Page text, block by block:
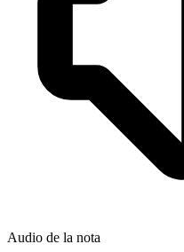
Audio de la nota